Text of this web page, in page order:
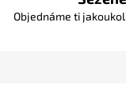
Objednáme ti